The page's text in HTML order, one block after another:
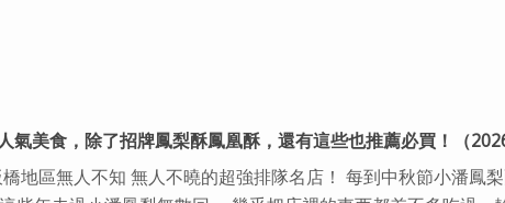
美食，除了招牌鳳梨酥鳳凰酥，還有這些也推薦必買！（
地區無人不知 無人不曉的超強排隊名店！ 每到中秋節小潘鳳